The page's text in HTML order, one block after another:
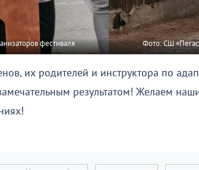
фестиваля Фото: СШ
их родителей и инструктора по
результатом! Желаем